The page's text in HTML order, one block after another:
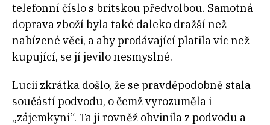
telefonní číslo s britskou předvolbou. Samotná
doprava zboží byla také daleko dražší než
nabízené věci, a aby prodávající platila víc než
kupující, se jí jevilo nesmyslné.
Lucii zkrátka došlo, že se pravděpodobně stala
součástí podvodu, o čemž vyrozuměla i
„zájemkyni“. Ta ji rovněž obvinila z podvodu a